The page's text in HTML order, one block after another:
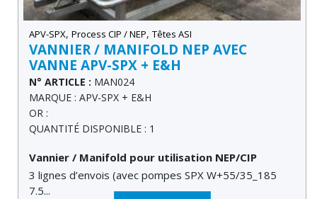
APV-SPX, Process CIP / NEP, Têtes ASI
VANNIER / MANIFOLD NEP AVEC
VANNE APV-SPX + E&H
N° ARTICLE : MAN024
MARQUE : APV-SPX + E&H
OR :
QUANTITÉ DISPONIBLE : 1
Vannier / Manifold pour utilisation NEP/CIP
3 lignes d’envois (avec pompes SPX W+55/35_185
7.5...